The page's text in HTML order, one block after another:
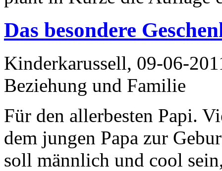
Das besondere
Kinderkarussell, 09-06-
Beziehung und Familie
Für den allerbesten Papi.
dem jungen Papa zur
soll männlich und cool